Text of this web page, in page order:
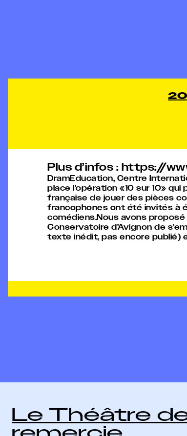
Plus d’infos : https://
DramEducation, Centre
place l’opération «10 sur 10»
française de jouer des pièces
francophones ont été invités à
comédiens.Nous avons
Conservatoire d’Avignon de
texte inédit, pas encore publié)
Le Théâtre